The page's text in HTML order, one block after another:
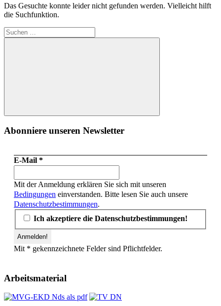
Das Gesuchte konnte leider nicht gefunden werden. Vielleicht hilft
die Suchfunktion.
Suchen
nach:
Suchen
Abonniere unseren Newsletter
E-Mail *
Mit der Anmeldung erklären Sie sich mit unseren
Bedingungen einverstanden. Bitte lesen Sie auch unsere
Datenschutzbestimmungen.
Ich akzeptiere die Datenschutzbestimmungen!
Mit * gekennzeichnete Felder sind Pflichtfelder.
Arbeitsmaterial